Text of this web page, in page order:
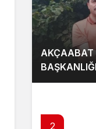
AKÇAABAT
2